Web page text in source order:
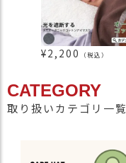
¥2,200 （税込）
CATEGORY
取り扱いカテゴリ一覧